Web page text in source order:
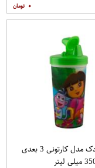
۰
قمقمه کودک مدل کارتونی 3 بعدی